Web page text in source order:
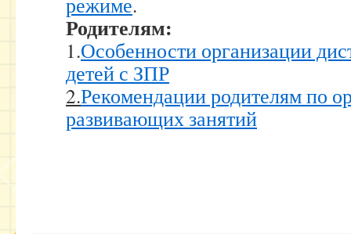
Родителям:
1.Особенности организации
детей с ЗПР
2.Рекомендации родителям по
развивающих занятий